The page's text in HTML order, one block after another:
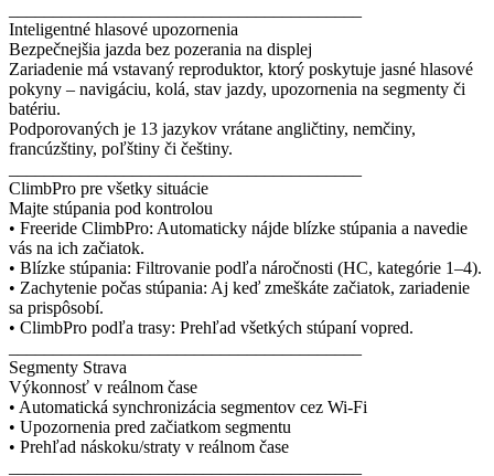
Inteligentné hlasové upozornenia
Bezpečnejšia jazda bez pozerania na displej
Zariadenie má vstavaný reproduktor, ktorý poskytuje jasné hlasové
pokyny – navigáciu, kolá, stav jazdy, upozornenia na segmenty či
batériu.
Podporovaných je 13 jazykov vrátane angličtiny, nemčiny,
francúzštiny, poľštiny či češtiny.
ClimbPro pre všetky situácie
Majte stúpania pod kontrolou
• Freeride ClimbPro: Automaticky nájde blízke stúpania a navedie
vás na ich začiatok.
• Blízke stúpania: Filtrovanie podľa náročnosti (HC, kategórie 1–4).
• Zachytenie počas stúpania: Aj keď zmeškáte začiatok, zariadenie
sa prispôsobí.
• ClimbPro podľa trasy: Prehľad všetkých stúpaní vopred.
Segmenty Strava
Výkonnosť v reálnom čase
• Automatická synchronizácia segmentov cez Wi-Fi
• Upozornenia pred začiatkom segmentu
• Prehľad náskoku/straty v reálnom čase